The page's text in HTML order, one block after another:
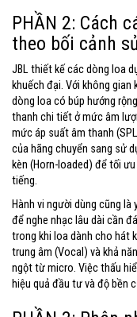
PHẦN 2: Cách
theo bối cảnh
JBL thiết kế các dòng loa
khuếch đại. Với không
dòng loa có búp hướng
thanh chi tiết ở mức âm
mức áp suất âm thanh
của hãng chuyển sang sử
kèn (Horn-loaded) để tối
tiếng.
Hành vi người dùng cũng
để nghe nhạc lâu dài cần
trong khi loa dành cho hát
trung âm (Vocal) và khả
ngột từ micro. Việc thấu
hiệu quả đầu tư và độ bền